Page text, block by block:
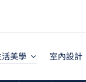
活美學 室內設計